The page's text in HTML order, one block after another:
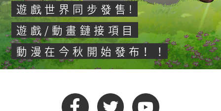
語言
日語
英語
中文 - 簡體字
遊戲世界同步發售!
遊戲/動畫鏈接項目
動漫在今秋開始發布！ ！